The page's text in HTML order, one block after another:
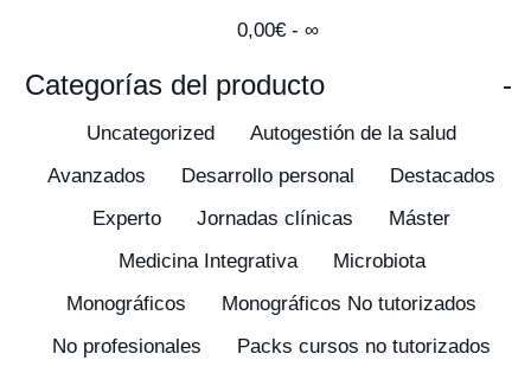
0,00€- ∞
Categorías del producto -
Uncategorized
Autogestión de la salud
Avanzados
Desarrollo personal
Destacados
Experto
Jornadas clínicas
Máster
Medicina Integrativa
Microbiota
Monográficos
Monográficos No tutorizados
No profesionales
Packs cursos no tutorizados